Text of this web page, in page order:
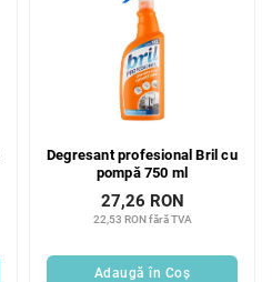
Degresant profesional Bril cu
pompă 750 ml
22,53 RON fără TVA
27,26 RON
Adaugă în Coş